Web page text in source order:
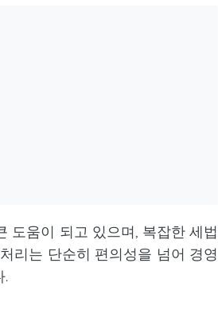
도움이 되고 있으며, 복잡한 세법
리는 단순히 편의성을 넘어 경영
.